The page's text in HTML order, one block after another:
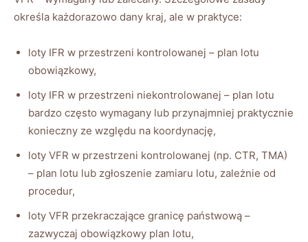
określa każdorazowo dany kraj, ale w praktyce:
loty IFR w przestrzeni kontrolowanej – plan lotu
obowiązkowy,
loty IFR w przestrzeni niekontrolowanej – plan lotu
bardzo często wymagany lub przynajmniej praktycznie
konieczny ze względu na koordynację,
loty VFR w przestrzeni kontrolowanej (np. CTR, TMA)
– plan lotu lub zgłoszenie zamiaru lotu, zależnie od
procedur,
loty VFR przekraczające granicę państwową –
zazwyczaj obowiązkowy plan lotu,